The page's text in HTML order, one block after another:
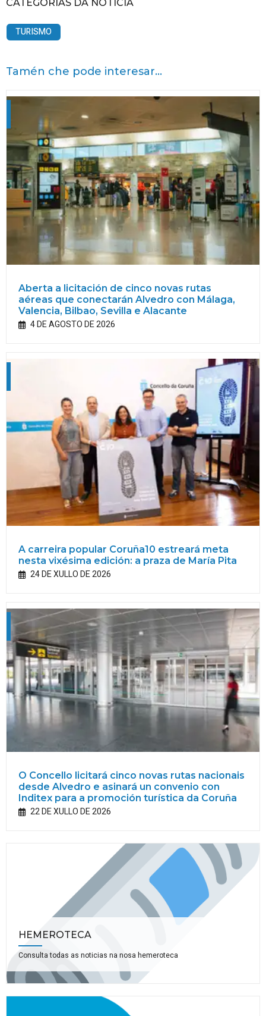
CATEGORÍAS DA NOTICIA
TURISMO
Tamén che pode interesar...
Aberta a licitación de cinco novas rutas
aéreas que conectarán Alvedro con Málaga,
Valencia, Bilbao, Sevilla e Alacante
4 DE AGOSTO DE 2026
A carreira popular Coruña10 estreará meta
nesta vixésima edición: a praza de María Pita
24 DE XULLO DE 2026
O Concello licitará cinco novas rutas nacionais
desde Alvedro e asinará un convenio con
Inditex para a promoción turística da Coruña
22 DE XULLO DE 2026
HEMEROTECA
Consulta todas as noticias na nosa hemeroteca